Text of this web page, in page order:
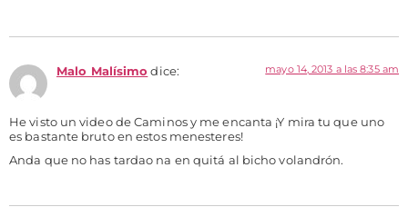
Malo Malísimo dice: mayo 14, 2013 a las 8:35 am
He visto un video de Caminos y me encanta ¡Y mira tu que uno
es bastante bruto en estos menesteres!
Anda que no has tardao na en quitá al bicho volandrón.